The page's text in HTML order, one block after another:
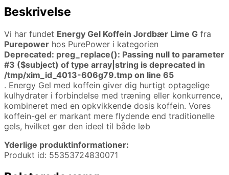
Beskrivelse
Vi har fundet Energy Gel Koffein Jordbær Lime G fra
Purepower hos PurePower i kategorien
Deprecated: preg_replace(): Passing null to parameter
#3 ($subject) of type array|string is deprecated in
/tmp/xim_id_4013-606g79.tmp on line 65
. Energy Gel med koffein giver dig hurtigt optagelige
kulhydrater i forbindelse med træning eller konkurrence,
kombineret med en opkvikkende dosis koffein. Vores
koffein-gel er markant mere flydende end traditionelle
gels, hvilket gør den ideel til både løb
Yderlige produktinformationer:
Produkt id: 55353724830071